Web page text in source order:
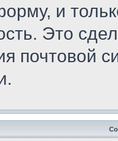
и
Это
почтовой